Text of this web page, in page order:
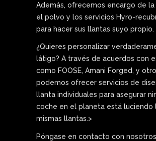
Además, ofrecemos encargo de la
el polvo y los servicios Hyro-
para hacer sus llantas suyo propio.
¿Quieres personalizar
látigo? A través de acuerdos con
como FOOSE, Amani Forged, y
podemos ofrecer servicios de
llanta individuales para asegurar
coche en el planeta está luciendo
mismas llantas.>
Póngase en contacto con